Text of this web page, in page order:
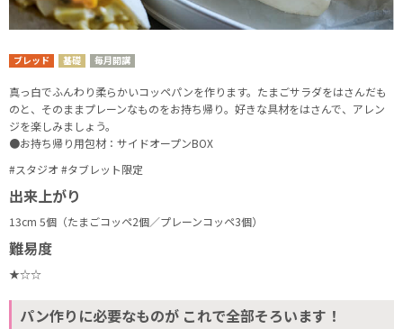
ブレッド 基礎 毎月開講
真っ白でふんわり柔らかいコッペパンを作ります。たまごサラダをはさんだも
のと、そのままプレーンなものをお持ち帰り。好きな具材をはさんで、アレン
ジを楽しみましょう。
●お持ち帰り用包材：サイドオープンBOX
#スタジオ #タブレット限定
出来上がり
13cm 5個（たまごコッペ2個／プレーンコッペ3個）
難易度
★☆☆
パン作りに必要なものが これで全部そろいます！